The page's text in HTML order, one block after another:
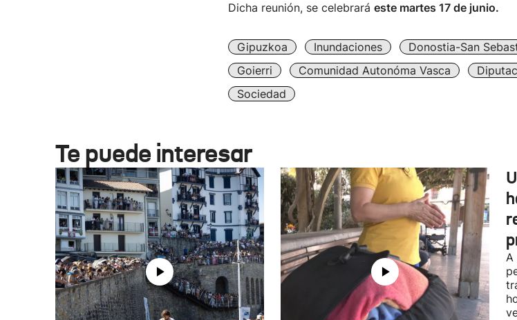
Dicha reunión, se celebrará este martes 17 de junio.
Gipuzkoa Inundaciones Donostia-San
Goierri
Comunidad Autonóma Vasca
Sociedad
Te puede interesar
A